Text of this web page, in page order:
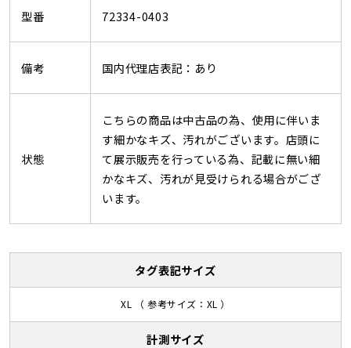
型番 72334-0403
備考 国内代理店表記：あり
状態
こちらの商品は中古品の為、使用に伴いま
す細かなキズ、汚れがございます。店頭に
て展示販売を行っている為、記載に無い細
かなキズ、汚れが見受けられる場合がござ
います。
タグ表記サイズ
XL （ 参考サイズ：XL ）
計測サイズ